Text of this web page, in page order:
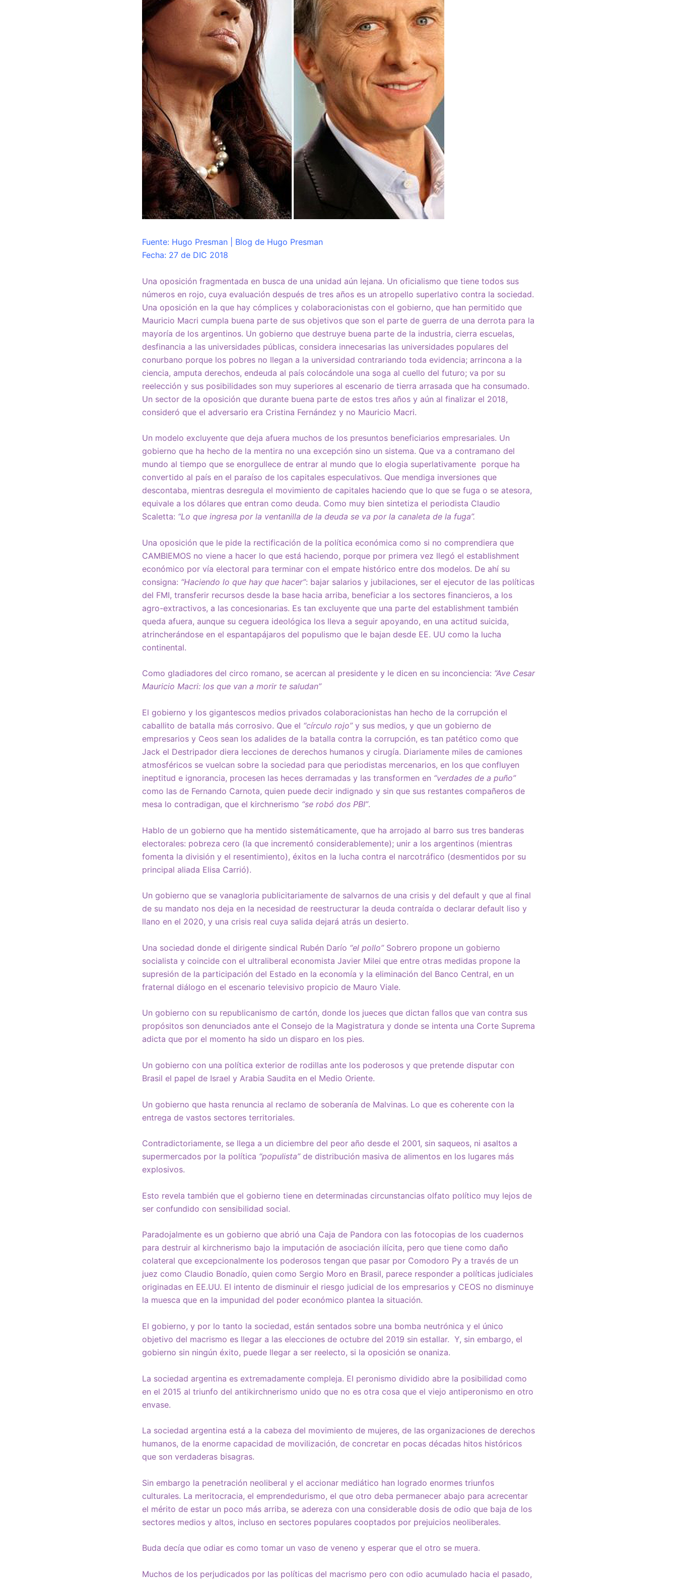
Fuente: Hugo Presman | Blog de Hugo Presman
Fecha: 27 de DIC 2018
Una oposición fragmentada en busca de una unidad aún lejana. Un oficialismo que tiene todos sus
números en rojo, cuya evaluación después de tres años es un atropello superlativo contra la sociedad.
Una oposición en la que hay cómplices y colaboracionistas con el gobierno, que han permitido que
Mauricio Macri cumpla buena parte de sus objetivos que son el parte de guerra de una derrota para la
mayoría de los argentinos. Un gobierno que destruye buena parte de la industria, cierra escuelas,
desfinancia a las universidades públicas, considera innecesarias las universidades populares del
conurbano porque los pobres no llegan a la universidad contrariando toda evidencia; arrincona a la
ciencia, amputa derechos, endeuda al país colocándole una soga al cuello del futuro; va por su
reelección y sus posibilidades son muy superiores al escenario de tierra arrasada que ha consumado.
Un sector de la oposición que durante buena parte de estos tres años y aún al finalizar el 2018,
consideró que el adversario era Cristina Fernández y no Mauricio Macri.
Un modelo excluyente que deja afuera muchos de los presuntos beneficiarios empresariales. Un
gobierno que ha hecho de la mentira no una excepción sino un sistema. Que va a contramano del
mundo al tiempo que se enorgullece de entrar al mundo que lo elogia superlativamente porque ha
convertido al país en el paraíso de los capitales especulativos. Que mendiga inversiones que
descontaba, mientras desregula el movimiento de capitales haciendo que lo que se fuga o se atesora,
equivale a los dólares que entran como deuda. Como muy bien sintetiza el periodista Claudio
Scaletta: “Lo que ingresa por la ventanilla de la deuda se va por la canaleta de la fuga”.
Una oposición que le pide la rectificación de la política económica como si no comprendiera que
CAMBIEMOS no viene a hacer lo que está haciendo, porque por primera vez llegó el establishment
económico por vía electoral para terminar con el empate histórico entre dos modelos. De ahí su
consigna: “Haciendo lo que hay que hacer”: bajar salarios y jubilaciones, ser el ejecutor de las políticas
del FMI, transferir recursos desde la base hacia arriba, beneficiar a los sectores financieros, a los
agro-extractivos, a las concesionarias. Es tan excluyente que una parte del establishment también
queda afuera, aunque su ceguera ideológica los lleva a seguir apoyando, en una actitud suicida,
atrincherándose en el espantapájaros del populismo que le bajan desde EE. UU como la lucha
continental.
Como gladiadores del circo romano, se acercan al presidente y le dicen en su inconciencia: “Ave Cesar
Mauricio Macri: los que van a morir te saludan”
El gobierno y los gigantescos medios privados colaboracionistas han hecho de la corrupción el
caballito de batalla más corrosivo. Que el “círculo rojo”y sus medios, y que un gobierno de
empresarios y Ceos sean los adalides de la batalla contra la corrupción, es tan patético como que
Jack el Destripador diera lecciones de derechos humanos y cirugía. Diariamente miles de camiones
atmosféricos se vuelcan sobre la sociedad para que periodistas mercenarios, en los que confluyen
ineptitud e ignorancia, procesen las heces derramadas y las transformen en “verdades de a puño”
como las de Fernando Carnota, quien puede decir indignado y sin que sus restantes compañeros de
mesa lo contradigan, que el kirchnerismo “se robó dos PBI”.
Hablo de un gobierno que ha mentido sistemáticamente, que ha arrojado al barro sus tres banderas
electorales: pobreza cero (la que incrementó considerablemente); unir a los argentinos (mientras
fomenta la división y el resentimiento), éxitos en la lucha contra el narcotráfico (desmentidos por su
principal aliada Elisa Carrió).
Un gobierno que se vanagloria publicitariamente de salvarnos de una crisis y del default y que al final
de su mandato nos deja en la necesidad de reestructurar la deuda contraída o declarar default liso y
llano en el 2020, y una crisis real cuya salida dejará atrás un desierto.
Una sociedad donde el dirigente sindical Rubén Darío “el pollo”Sobrero propone un gobierno
socialista y coincide con el ultraliberal economista Javier Milei que entre otras medidas propone la
supresión de la participación del Estado en la economía y la eliminación del Banco Central, en un
fraternal diálogo en el escenario televisivo propicio de Mauro Viale.
Un gobierno con su republicanismo de cartón, donde los jueces que dictan fallos que van contra sus
propósitos son denunciados ante el Consejo de la Magistratura y donde se intenta una Corte Suprema
adicta que por el momento ha sido un disparo en los pies.
Un gobierno con una política exterior de rodillas ante los poderosos y que pretende disputar con
Brasil el papel de Israel y Arabia Saudita en el Medio Oriente.
Un gobierno que hasta renuncia al reclamo de soberanía de Malvinas. Lo que es coherente con la
entrega de vastos sectores territoriales.
Contradictoriamente, se llega a un diciembre del peor año desde el 2001, sin saqueos, ni asaltos a
supermercados por la política “populista”de distribución masiva de alimentos en los lugares más
explosivos.
Esto revela también que el gobierno tiene en determinadas circunstancias olfato político muy lejos de
ser confundido con sensibilidad social.
Paradojalmente es un gobierno que abrió una Caja de Pandora con las fotocopias de los cuadernos
para destruir al kirchnerismo bajo la imputación de asociación ilícita, pero que tiene como daño
colateral que excepcionalmente los poderosos tengan que pasar por Comodoro Py a través de un
juez como Claudio Bonadío, quien como Sergio Moro en Brasil, parece responder a políticas judiciales
originadas en EE.UU. El intento de disminuir el riesgo judicial de los empresarios y CEOS no disminuye
la muesca que en la impunidad del poder económico plantea la situación.
El gobierno, y por lo tanto la sociedad, están sentados sobre una bomba neutrónica y el único
objetivo del macrismo es llegar a las elecciones de octubre del 2019 sin estallar. Y, sin embargo, el
gobierno sin ningún éxito, puede llegar a ser reelecto, si la oposición se onaniza.
La sociedad argentina es extremadamente compleja. El peronismo dividido abre la posibilidad como
en el 2015 al triunfo del antikirchnerismo unido que no es otra cosa que el viejo antiperonismo en otro
envase.
La sociedad argentina está a la cabeza del movimiento de mujeres, de las organizaciones de derechos
humanos, de la enorme capacidad de movilización, de concretar en pocas décadas hitos históricos
que son verdaderas bisagras.
Sin embargo la penetración neoliberal y el accionar mediático han logrado enormes triunfos
culturales. La meritocracia, el emprendedurismo, el que otro deba permanecer abajo para acrecentar
el mérito de estar un poco más arriba, se adereza con una considerable dosis de odio que baja de los
sectores medios y altos, incluso en sectores populares cooptados por prejuicios neoliberales.
Buda decía que odiar es como tomar un vaso de veneno y esperar que el otro se muera.
Muchos de los perjudicados por las políticas del macrismo pero con odio acumulado hacia el pasado,